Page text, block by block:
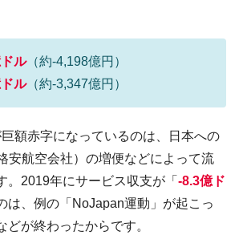
？
ターズ挑戦の歴史。松山以前に最高位
本塁打、最多の清原に次いで多く打っ
ル（約-4,198億円）
ル（約-3,347億円）
額赤字になっているのは、日本への
安航空会社）の増便などによって流
。2019年にサービス収支が「 -8.3億ド
は、例の「NoJapan運動」が起こっ
どが終わったからです。